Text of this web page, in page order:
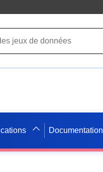
Documentation